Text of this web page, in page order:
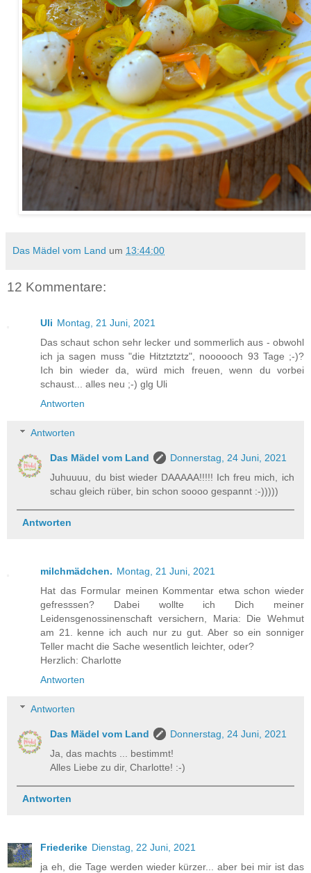
Das Mädel vom Land um 13:44:00
12 Kommentare:
Uli Montag, 21 Juni, 2021
Das schaut schon sehr lecker und sommerlich aus - obwohl
ich ja sagen muss "die Hitztztztz", noooooch 93 Tage ;-)?
Ich bin wieder da, würd mich freuen, wenn du vorbei
schaust... alles neu ;-) glg Uli
Antworten
Antworten
Das Mädel vom Land
Donnerstag, 24 Juni, 2021
Juhuuuu, du bist wieder DAAAAA!!!!! Ich freu mich, ich
schau gleich rüber, bin schon soooo gespannt :-)))))
Antworten
milchmädchen. Montag, 21 Juni, 2021
Hat das Formular meinen Kommentar etwa schon wieder
gefresssen? Dabei wollte ich Dich meiner
Leidensgenossinenschaft versichern, Maria: Die Wehmut
am 21. kenne ich auch nur zu gut. Aber so ein sonniger
Teller macht die Sache wesentlich leichter, oder?
Herzlich: Charlotte
Antworten
Antworten
Das Mädel vom Land
Donnerstag, 24 Juni, 2021
Ja, das machts ... bestimmt!
Alles Liebe zu dir, Charlotte! :-)
Antworten
Friederike Dienstag, 22 Juni, 2021
ja eh, die Tage werden wieder kürzer... aber bei mir ist das